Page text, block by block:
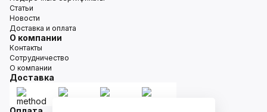
Статьи
Новости
Доставка и оплата
О компании
Контакты
Сотрудничество
О компании
Доставка